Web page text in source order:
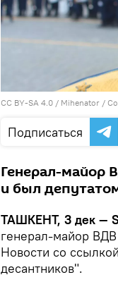
CC BY-SA 4.0 / Mihenator /
Подписаться
Генерал-майор
и был
ТАШКЕНТ, 3 дек —
генерал-майор ВДВ
Новости со
десантников".